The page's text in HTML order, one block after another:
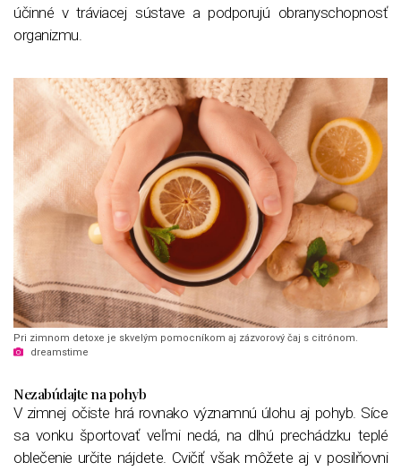
účinné v tráviacej sústave a podporujú obranyschopnosť
organizmu.
Pri zimnom detoxe je skvelým pomocníkom aj zázvorový čaj s citrónom.
dreamstime
Nezabúdajte na pohyb
V zimnej očiste hrá rovnako významnú úlohu aj pohyb. Síce
sa vonku športovať veľmi nedá, na dlhú prechádzku teplé
oblečenie určite nájdete. Cvičiť však môžete aj v posilňovni